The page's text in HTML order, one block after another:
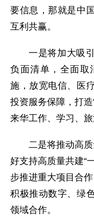
要信息，那就是中
互利共赢。
一是将加大吸
负面清单，全面取
施，放宽电信、医
投资服务保障，打
来华工作、学习、旅
二是将推动高
好支持高质量共建“
步推进重大项目合作
积极推动数字、绿
领域合作。